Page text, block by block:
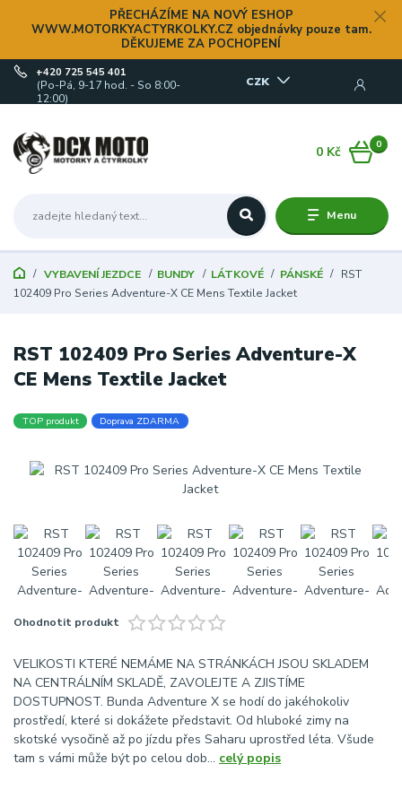
PŘECHÁZÍME NA NOVÝ ESHOP
WWW.MOTORKYACTYRKOLKY.CZ objednávky pouze tam.
DĚKUJEME ZA POCHOPENÍ
Menu
CZK
+420 725 545 401
(Po-Pá, 9-17 hod. - So 8:00-
12:00)
0
0 Kč
VYBAVENÍ JEZDCE BUNDY LÁTKOVÉ PÁNSKÉ
RST
102409 Pro Series Adventure-X CE Mens Textile Jacket
RST 102409 Pro Series Adventure-X
CE Mens Textile Jacket
TOP produkt Doprava ZDARMA
Ohodnotit produkt
VELIKOSTI KTERÉ NEMÁME NA STRÁNKÁCH JSOU SKLADEM
NA CENTRÁLNÍM SKLADĚ, ZAVOLEJTE A ZJISTÍME
DOSTUPNOST. Bunda Adventure X se hodí do jakéhokoliv
prostředí, které si dokážete představit. Od hluboké zimy na
skotské vysočině až po jízdu přes Saharu uprostřed léta. Všude
tam s vámi může být po celou dob... celý popis